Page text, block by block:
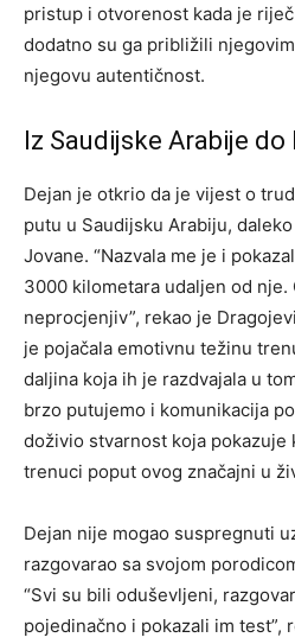
pristup i otvorenost kada je
dodatno su ga približili
njegovu autentičnost.
Iz Saudijske Arabije
Dejan je otkrio da je vijest o
putu u Saudijsku Arabiju,
Jovane. “Nazvala me je i
3000 kilometara udaljen od nje.
neprocjenjiv”, rekao je
je pojačala emotivnu težinu
daljina koja ih je razdvajala u
brzo putujemo i komunikacija
doživio stvarnost koja pokazuje
trenuci poput ovog značajni u
Dejan nije mogao suspregnuti
razgovarao sa svojom
“Svi su bili oduševljeni,
pojedinačno i pokazali im test”,